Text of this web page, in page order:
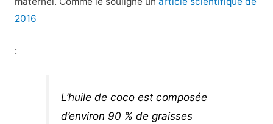
2016
:
L’huile de coco est composée
d’environ 90 % de graisses